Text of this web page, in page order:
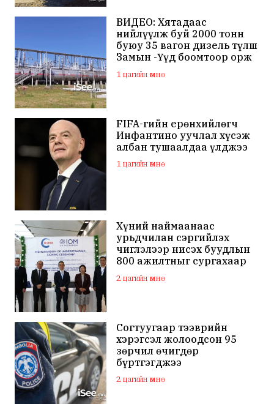
ВИДЕО: Хятадаас
нийлүүлж буй 2000 тонн
буюу 35 вагон дизель түлш
Замын -Үүд боомтоор орж
ирлээ
1 цагийн өмнө
FIFA-гийн ерөнхийлөгч
Инфантино уучлал хүсэж
албан тушаалдаа үлджээ
1 цагийн өмнө
Хүний наймаанаас
урьдчилан сэргийлэх
чиглэлээр нисэх буудлын
800 ажилтныг сургахаар
болжээ
2 цагийн өмнө
Согтуугаар тээврийн
хэрэгсэл жолоодсон 95
зөрчил өчигдөр
бүртгэгджээ
2 цагийн өмнө